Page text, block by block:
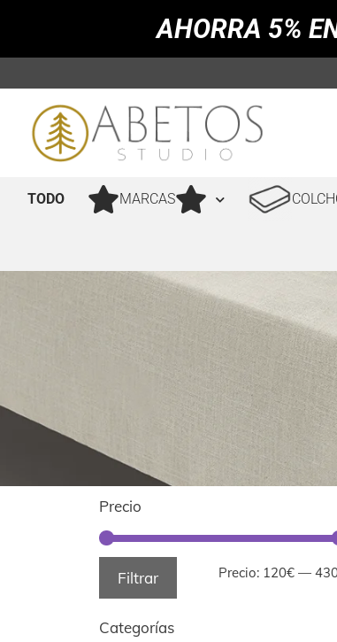
AHORRA 5%
TODO MARCAS
Precio
Filtrar Precio: 120€—
Categorías